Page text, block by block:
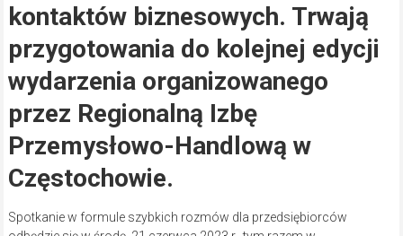
kontaktów biznesowych. Trwają
przygotowania do kolejnej edycji
wydarzenia organizowanego
przez Regionalną Izbę
Przemysłowo-Handlową w
Częstochowie.
Spotkanie w formule szybkich rozmów dla przedsiębiorców